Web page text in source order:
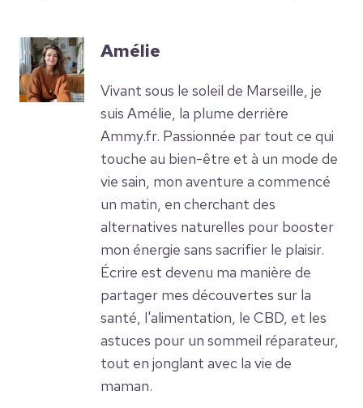
Amélie
Vivant sous le soleil de Marseille, je
suis Amélie, la plume derrière
Ammy.fr. Passionnée par tout ce qui
touche au bien-être et à un mode de
vie sain, mon aventure a commencé
un matin, en cherchant des
alternatives naturelles pour booster
mon énergie sans sacrifier le plaisir.
Écrire est devenu ma manière de
partager mes découvertes sur la
santé, l'alimentation, le CBD, et les
astuces pour un sommeil réparateur,
tout en jonglant avec la vie de
maman.